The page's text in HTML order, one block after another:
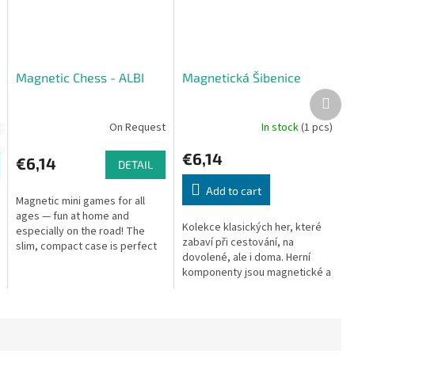
Magnetic Chess - ALBI
On Request
€6,14 DETAIL
Magnetic mini games for all
ages — fun at home and
especially on the road! The
slim, compact case is perfect
Magnetická Šibenice
In stock(1 pcs)
€6,14
Add to cart
Kolekce klasických her, které
zabaví při cestování, na
dovolené, ale i doma. Herní
komponenty jsou magnetické a
Next
product